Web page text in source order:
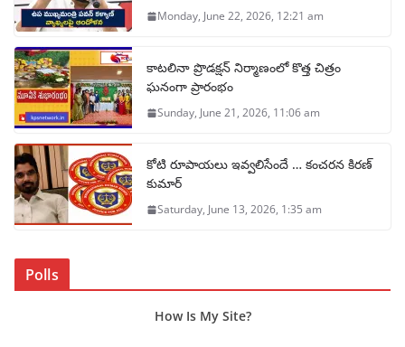
Monday, June 22, 2026, 12:21 am
కాటలినా ప్రొడక్షన్ నిర్మాణంలో కొత్త చిత్రం
ఘనంగా ప్రారంభం
Sunday, June 21, 2026, 11:06 am
కోటి రూపాయలు ఇవ్వలిసేందే … కంచరన కిరణ్
కుమార్
Saturday, June 13, 2026, 1:35 am
Polls
How Is My Site?